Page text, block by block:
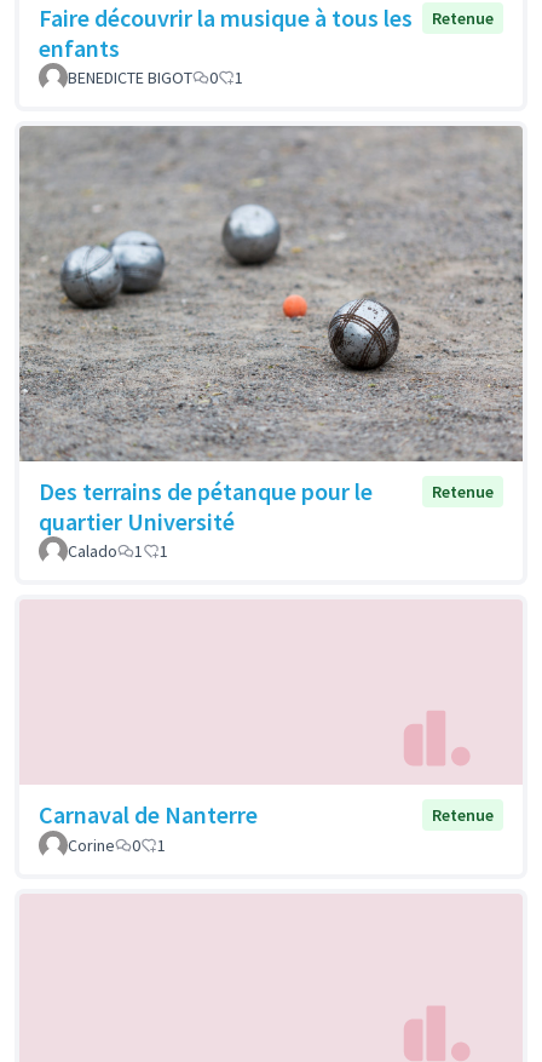
Faire découvrir la musique à tous les
enfants
Retenue
BENEDICTE BIGOT 0 1
Des terrains de pétanque pour le
quartier Université
Retenue
Calado 1 1
Carnaval de Nanterre
Retenue
Corine
0 1